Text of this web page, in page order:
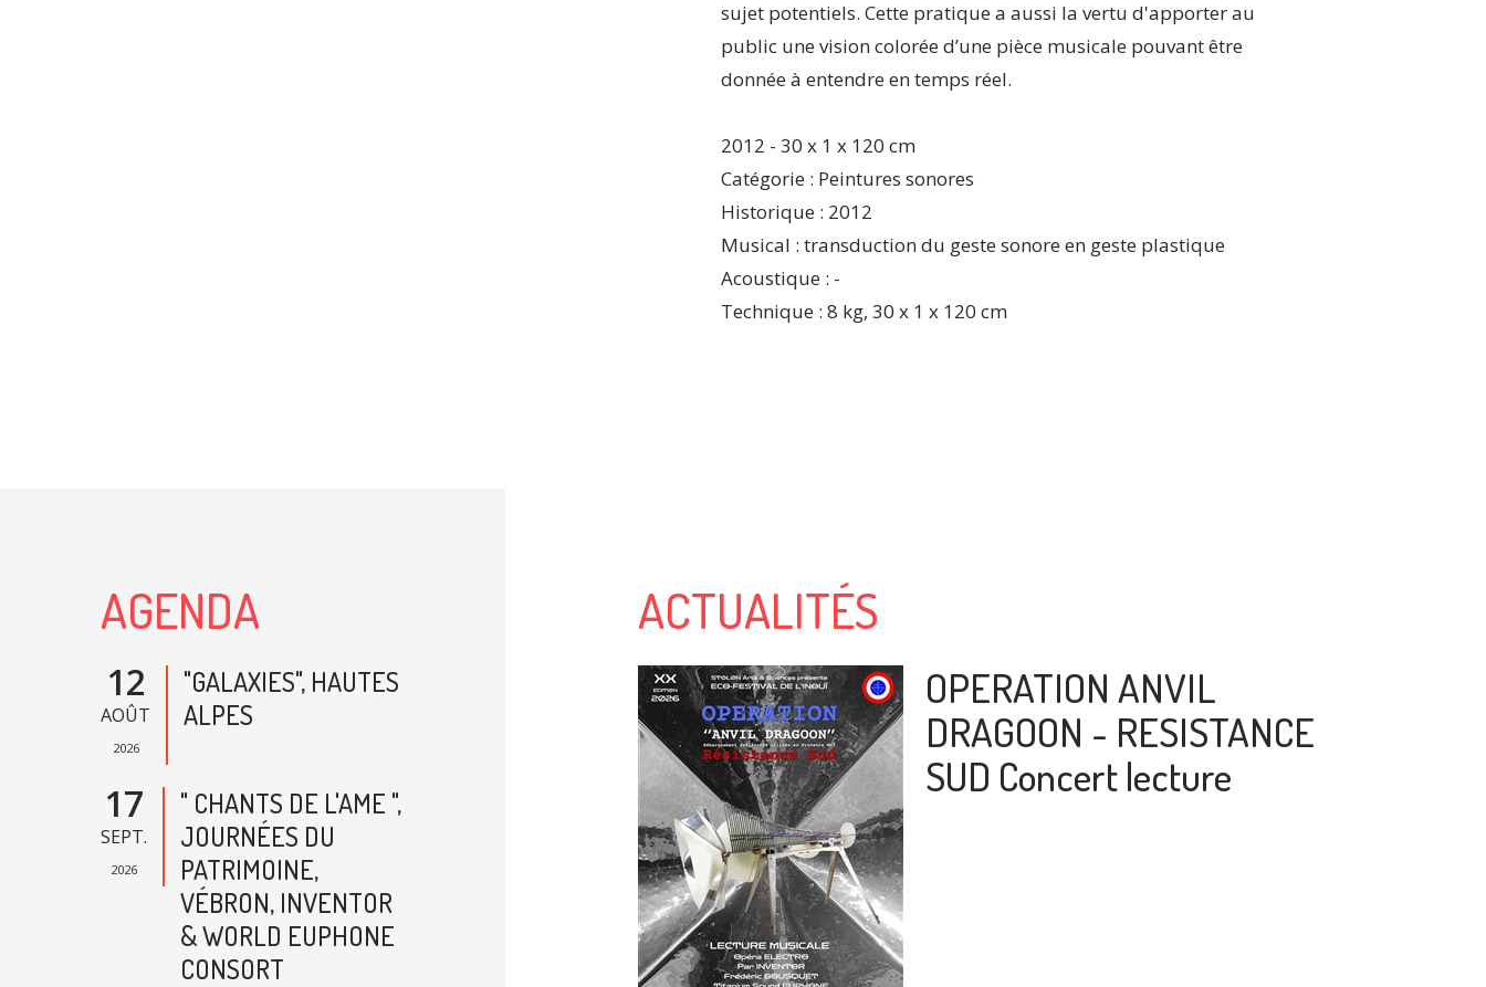
sujet potentiels. Cette pratique a aussi la vertu d'apporter au
public une vision colorée d’une pièce musicale pouvant être
donnée à entendre en temps réel.
2012 - 30 x 1 x 120 cm
Catégorie : Peintures sonores
Historique : 2012
Musical : transduction du geste sonore en geste plastique
Acoustique : -
Technique : 8 kg, 30 x 1 x 120 cm
ACTUALITÉS
OPERATION ANVIL
DRAGOON - RESISTANCE
SUD Concert lecture
AGENDA
12
AOÛT
2026
"GALAXIES", HAUTES
ALPES
17
SEPT.
2026
" CHANTS DE L'AME ",
JOURNÉES DU
PATRIMOINE,
VÉBRON, INVENTOR
& WORLD EUPHONE
CONSORT